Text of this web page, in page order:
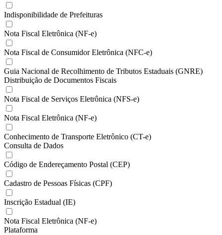
Indisponibilidade de Prefeituras
Nota Fiscal Eletrônica (NF-e)
Nota Fiscal de Consumidor Eletrônica (NFC-e)
Guia Nacional de Recolhimento de Tributos Estaduais (GNRE)
Distribuição de Documentos Fiscais
Nota Fiscal de Serviços Eletrônica (NFS-e)
Nota Fiscal Eletrônica (NF-e)
Conhecimento de Transporte Eletrônico (CT-e)
Consulta de Dados
Código de Endereçamento Postal (CEP)
Cadastro de Pessoas Físicas (CPF)
Inscrição Estadual (IE)
Nota Fiscal Eletrônica (NF-e)
Plataforma